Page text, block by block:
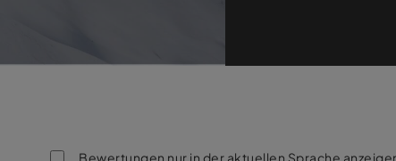
Bewertungen nur in der aktuellen Sprache